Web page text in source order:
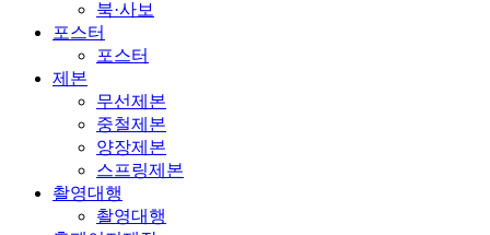
북·사보
포스터
포스터
제본
무선제본
중철제본
양장제본
스프링제본
촬영대행
촬영대행